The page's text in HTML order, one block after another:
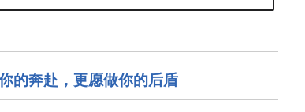
的奔赴，更愿做你的后盾